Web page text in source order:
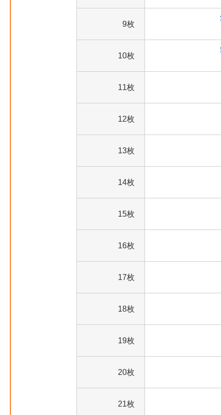
9枚
10枚
11枚
12枚
13枚
14枚
15枚
16枚
17枚
18枚
19枚
20枚
21枚